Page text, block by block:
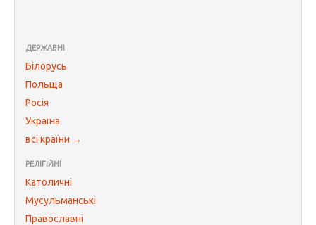
ДЕРЖАВНІ
Білорусь
Польща
Росія
Україна
всі країни →
РЕЛІГІЙНІ
Католичні
Мусульманські
Православні